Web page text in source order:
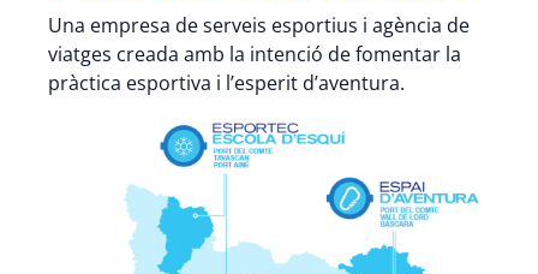
Una empresa de serveis esportius i agència de
viatges creada amb la intenció de fomentar la
pràctica esportiva i l’esperit d’aventura.